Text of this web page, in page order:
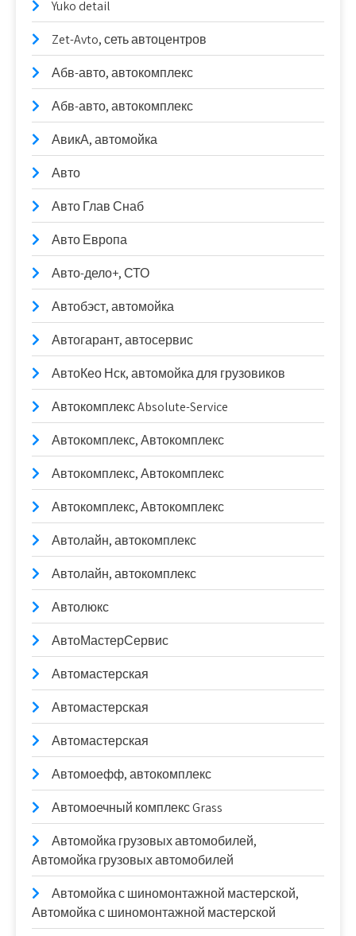
Yuko detail
Zet-Avto, сеть автоцентров
Абв-авто, автокомплекс
Абв-авто, автокомплекс
АвикА, автомойка
Авто
Авто Глав Снаб
Авто Европа
Авто-дело+, СТО
Автобэст, автомойка
Автогарант, автосервис
АвтоКео Нск, автомойка для грузовиков
Автокомплекс Absolute-Service
Автокомплекс, Автокомплекс
Автокомплекс, Автокомплекс
Автокомплекс, Автокомплекс
Автолайн, автокомплекс
Автолайн, автокомплекс
Автолюкс
АвтоМастерСервис
Автомастерская
Автомастерская
Автомастерская
Автомоефф, автокомплекс
Автомоечный комплекс Grass
Автомойка грузовых автомобилей,
Автомойка грузовых автомобилей
Автомойка с шиномонтажной мастерской,
Автомойка с шиномонтажной мастерской